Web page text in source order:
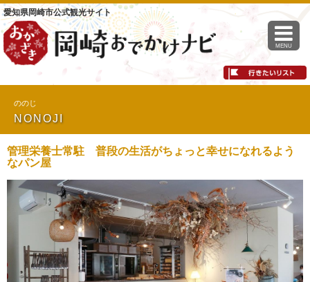
愛知県岡崎市公式観光サイト
MENU
ののじ
NONOJI
管理栄養士常駐 普段の生活がちょっと幸せになれるよう
なパン屋